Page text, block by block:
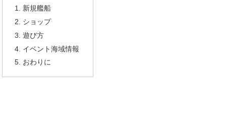
新規艦船
ショップ
遊び方
イベント海域情報
おわりに